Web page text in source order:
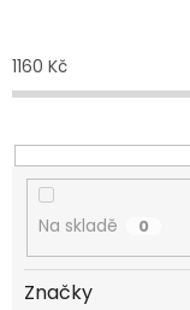
o
d
k
t
1160 Kč
Na skladě 0
Značky